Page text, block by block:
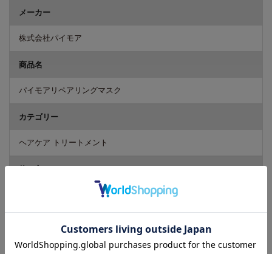
メーカー
株式会社パイモア
商品名
パイモアリペアリングマスク
カテゴリー
ヘアケア トリートメント
シャンプー後、髪の長さや毛量により適量を手のひらに出し、髪